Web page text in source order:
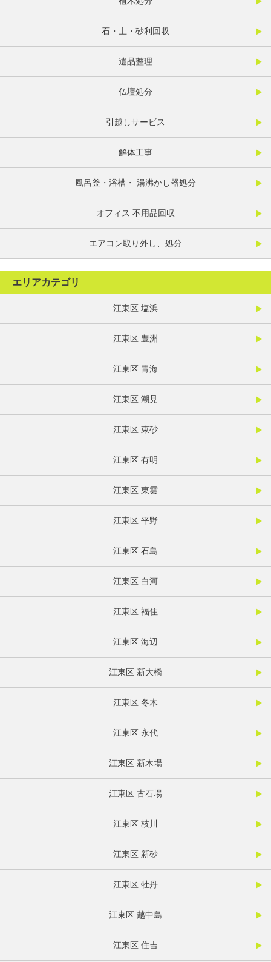
石・土・砂利回収
遺品整理
仏壇処分
引越しサービス
解体工事
風呂釜・浴槽・ 湯沸かし器処分
オフィス 不用品回収
エアコン取り外し、処分
エリアカテゴリ
江東区 塩浜
江東区 豊洲
江東区 青海
江東区 潮見
江東区 東砂
江東区 有明
江東区 東雲
江東区 平野
江東区 石島
江東区 白河
江東区 福住
江東区 海辺
江東区 新大橋
江東区 冬木
江東区 永代
江東区 新木場
江東区 古石場
江東区 枝川
江東区 新砂
江東区 牡丹
江東区 越中島
江東区 住吉